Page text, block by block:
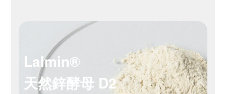
Lalmin®
天然鋅酵母 D2